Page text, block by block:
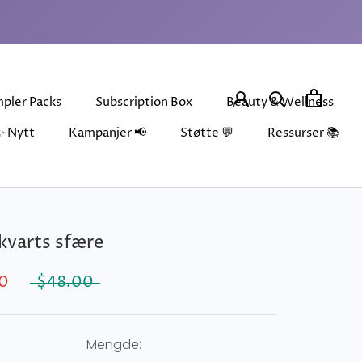
Packs Subscription Box Beauty & Wellness
Nytt Kampanjer 📢 Støtte 💬
Ressurser 📚
sfære
$48.00
Mengde: